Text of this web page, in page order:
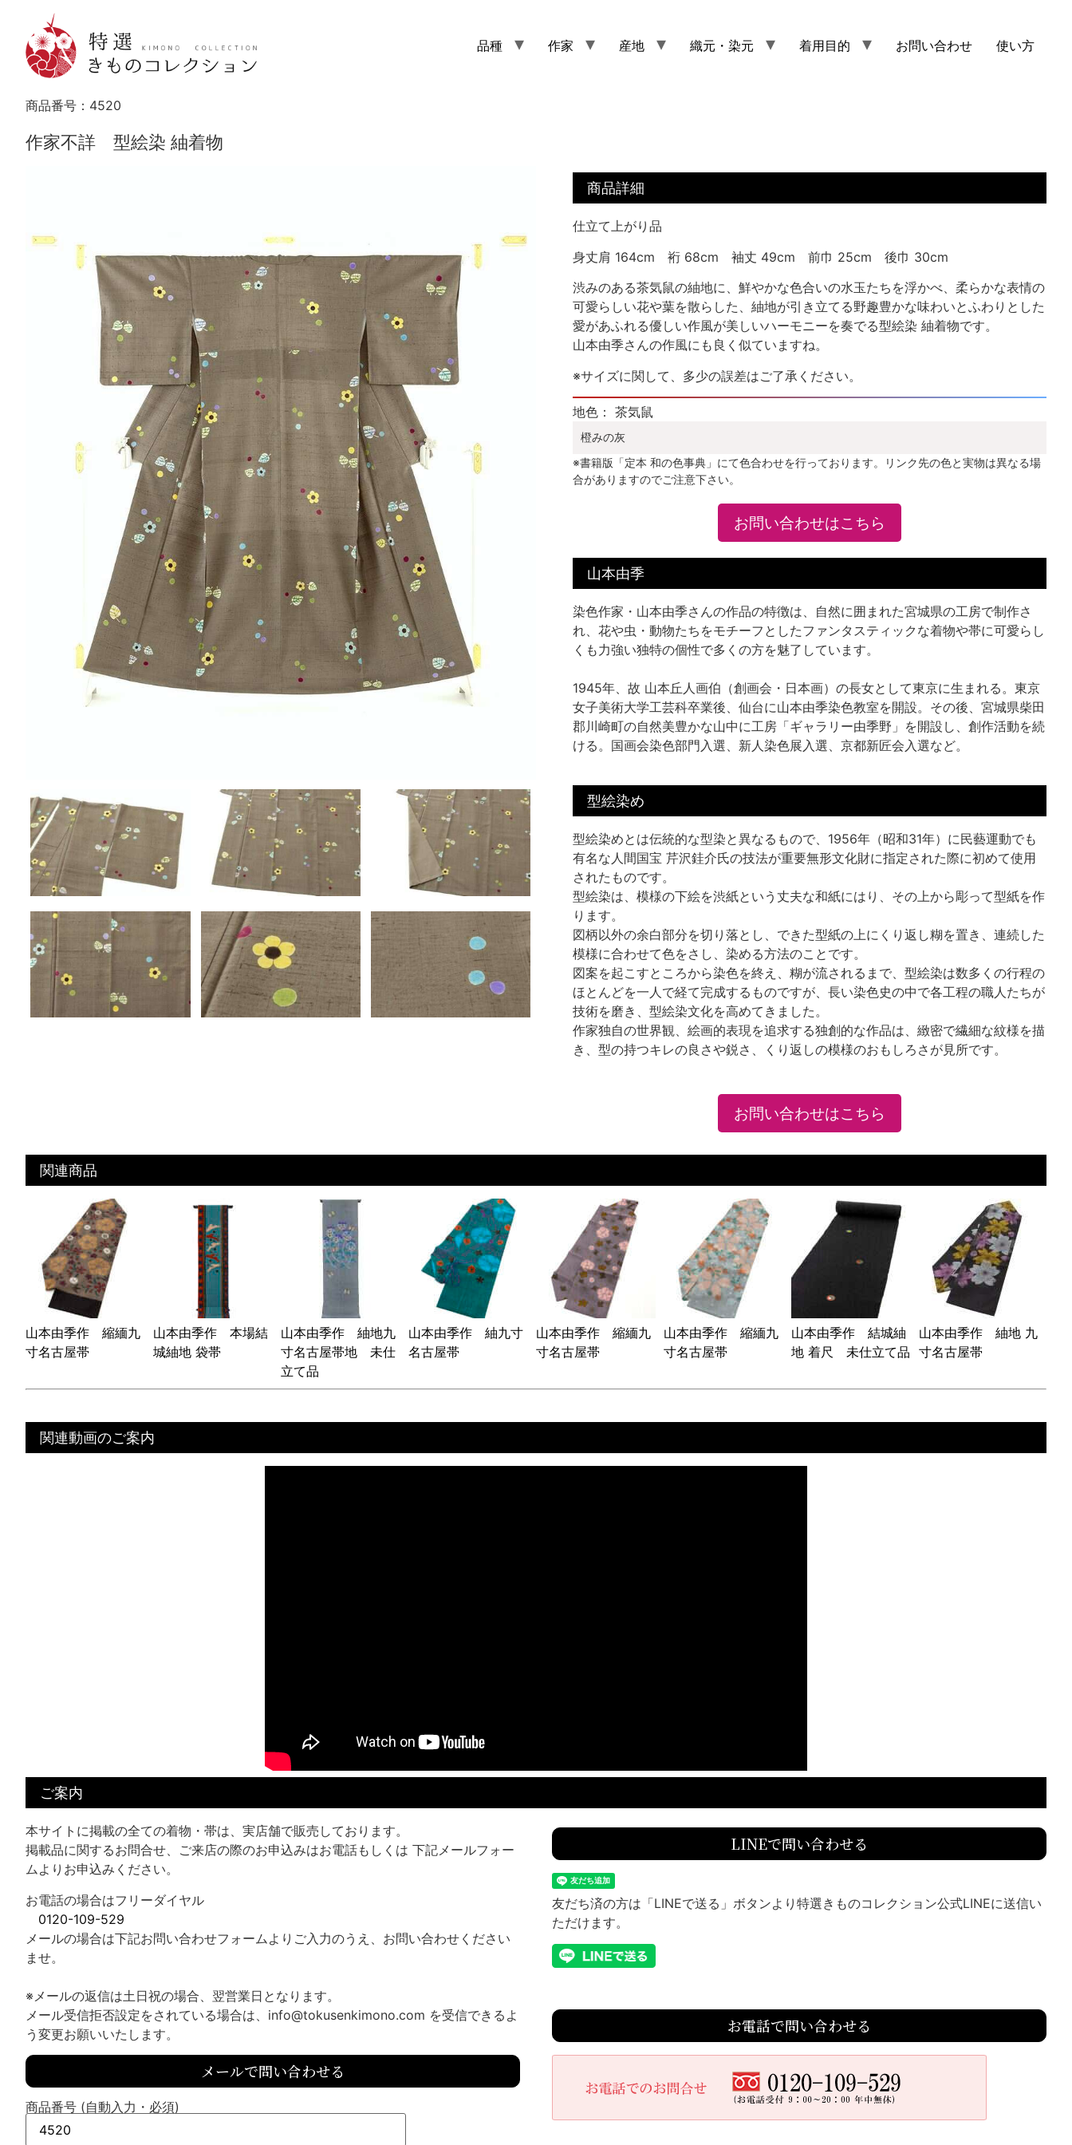
品種 作家 産地 織元・染元 着用目的 お問い合わせ 使い方
商品番号： 4520
作家不詳 型絵染 紬着物
商品詳細
仕立て上がり品
身丈肩 164cm 裄 68cm 袖丈 49cm 前巾 25cm 後巾 30cm
渋みのある茶気鼠の紬地に、鮮やかな色合いの水玉たちを浮かべ、柔らかな表情の
可愛らしい花や葉を散らした、紬地が引き立てる野趣豊かな味わいとふわりとした
愛があふれる優しい作風が美しいハーモニーを奏でる型絵染 紬着物です。
山本由季さんの作風にも良く似ていますね。
※サイズに関して、多少の誤差はご了承ください。
地色： 茶気鼠
橙みの灰
※書籍版「定本 和の色事典」にて色合わせを行っております。リンク先の色と実物は異なる場
合がありますのでご注意下さい。
お問い合わせはこちら
山本由季
染色作家・山本由季さんの作品の特徴は、自然に囲まれた宮城県の工房で制作さ
れ、花や虫・動物たちをモチーフとしたファンタスティックな着物や帯に可愛らし
くも力強い独特の個性で多くの方を魅了しています。
1945年、故 山本丘人画伯（創画会・日本画）の長女として東京に生まれる。東京
女子美術大学工芸科卒業後、仙台に山本由季染色教室を開設。その後、宮城県柴田
郡川崎町の自然美豊かな山中に工房「ギャラリー由季野」を開設し、創作活動を続
ける。国画会染色部門入選、新人染色展入選、京都新匠会入選など。
型絵染め
型絵染めとは伝統的な型染と異なるもので、1956年（昭和31年）に民藝運動でも
有名な人間国宝 芹沢銈介氏の技法が重要無形文化財に指定された際に初めて使用
されたものです。
型絵染は、模様の下絵を渋紙という丈夫な和紙にはり、その上から彫って型紙を作
ります。
図柄以外の余白部分を切り落とし、できた型紙の上にくり返し糊を置き、連続した
模様に合わせて色をさし、染める方法のことです。
図案を起こすところから染色を終え、糊が流されるまで、型絵染は数多くの行程の
ほとんどを一人で経て完成するものですが、長い染色史の中で各工程の職人たちが
技術を磨き、型絵染文化を高めてきました。
作家独自の世界観、絵画的表現を追求する独創的な作品は、緻密で繊細な紋様を描
き、型の持つキレの良さや鋭さ、くり返しの模様のおもしろさが見所です。
お問い合わせはこちら
関連商品
山本由季作 縮緬九
寸名古屋帯
山本由季作 本場結
城紬地 袋帯
山本由季作 紬地九
寸名古屋帯地 未仕
立て品
山本由季作 紬九寸
名古屋帯
山本由季作 縮緬九
寸名古屋帯
山本由季作 縮緬九
寸名古屋帯
山本由季作 結城紬
地 着尺 未仕立て品
山本由季作 紬地 九
寸名古屋帯
関連動画のご案内
ご案内
本サイトに掲載の全ての着物・帯は、実店舗で販売しております。
掲載品に関するお問合せ、ご来店の際のお申込みはお電話もしくは 下記メールフォー
ムよりお申込みください。
お電話の場合はフリーダイヤル
0120-109-529
メールの場合は下記お問い合わせフォームよりご入力のうえ、お問い合わせください
ませ。
※メールの返信は土日祝の場合、翌営業日となります。
メール受信拒否設定をされている場合は、info@tokusenkimono.com を受信できるよ
う変更お願いいたします。
メールで問い合わせる
商品番号 (自動入力・必須)
LINEで問い合わせる
友だち済の方は「LINEで送る」ボタンより特選きものコレクション公式LINEに送信い
ただけます。
お電話で問い合わせる